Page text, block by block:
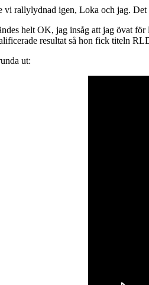
vi rallylydnad igen, Loka och jag.
helt OK, jag insåg att jag övat
resultat så hon fick titeln
ut: